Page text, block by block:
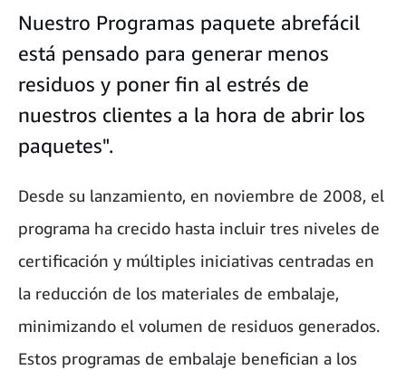
Nuestro Programas paquete abrefácil
está pensado para generar menos
residuos y poner fin al estrés de
nuestros clientes a la hora de abrir los
paquetes".
Desde su lanzamiento, en noviembre de 2008, el
programa ha crecido hasta incluir tres niveles de
certificación y múltiples iniciativas centradas en
la reducción de los materiales de embalaje,
minimizando el volumen de residuos generados.
Estos programas de embalaje benefician a los